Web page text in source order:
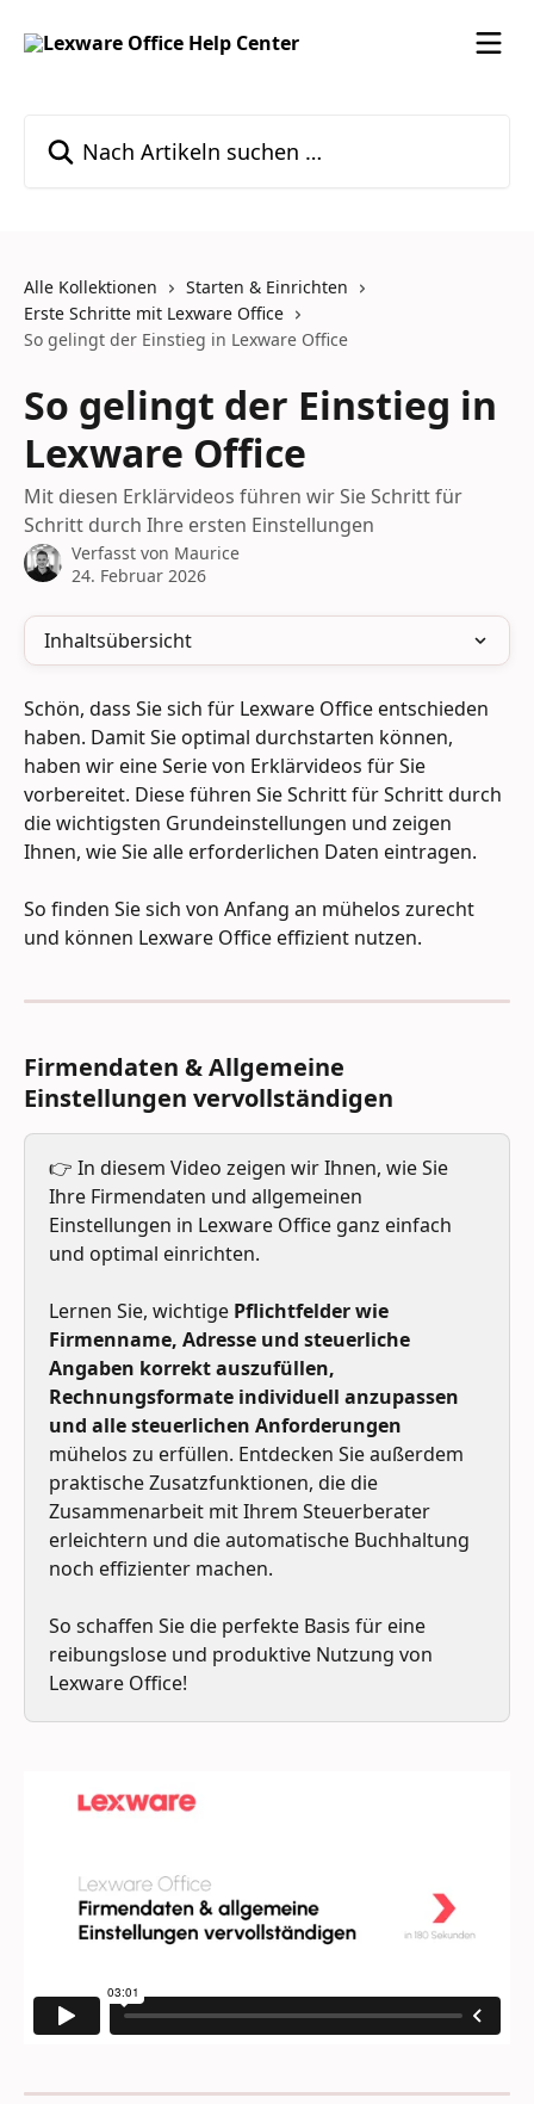
Alle Kollektionen
Starten & Einrichten
Erste Schritte mit Lexware Office
So gelingt der Einstieg in Lexware Office
So gelingt der Einstieg in
Lexware Office
Mit diesen Erklärvideos führen wir Sie Schritt für
Schritt durch Ihre ersten Einstellungen
Verfasst von Maurice
24. Februar 2026
Inhaltsübersicht
Schön, dass Sie sich für Lexware Office entschieden
haben. Damit Sie optimal durchstarten können,
haben wir eine Serie von Erklärvideos für Sie
vorbereitet. Diese führen Sie Schritt für Schritt durch
die wichtigsten Grundeinstellungen und zeigen
Ihnen, wie Sie alle erforderlichen Daten eintragen.
So finden Sie sich von Anfang an mühelos zurecht
und können Lexware Office effizient nutzen.
Firmendaten & Allgemeine
Einstellungen vervollständigen
👉 In diesem Video zeigen wir Ihnen, wie Sie
Ihre Firmendaten und allgemeinen
Einstellungen in Lexware Office ganz einfach
und optimal einrichten.
Lernen Sie, wichtige Pflichtfelder wie
Firmenname, Adresse und steuerliche
Angaben korrekt auszufüllen,
Rechnungsformate individuell anzupassen
und alle steuerlichen Anforderungen
mühelos zu erfüllen. Entdecken Sie außerdem
praktische Zusatzfunktionen, die die
Zusammenarbeit mit Ihrem Steuerberater
erleichtern und die automatische Buchhaltung
noch effizienter machen.
So schaffen Sie die perfekte Basis für eine
reibungslose und produktive Nutzung von
Lexware Office!